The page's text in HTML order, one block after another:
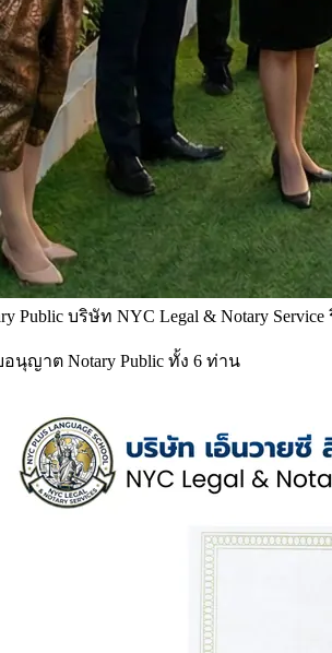
Public บริษัท NYC Legal & Notary
นุญาต Notary Public ทั้ง 6 ท่าน